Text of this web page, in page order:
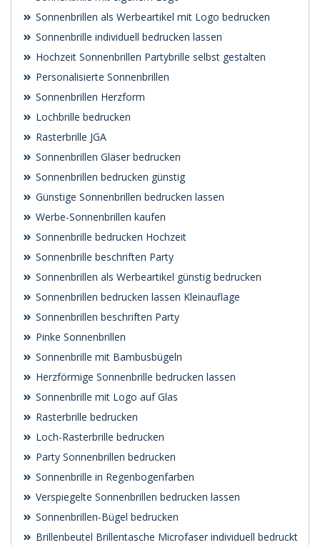
Sonnenbrillen als Werbeartikel mit Logo bedrucken
Sonnenbrille individuell bedrucken lassen
Hochzeit Sonnenbrillen Partybrille selbst gestalten
Personalisierte Sonnenbrillen
Sonnenbrillen Herzform
Lochbrille bedrucken
Rasterbrille JGA
Sonnenbrillen Gläser bedrucken
Sonnenbrillen bedrucken günstig
Günstige Sonnenbrillen bedrucken lassen
Werbe-Sonnenbrillen kaufen
Sonnenbrille bedrucken Hochzeit
Sonnenbrille beschriften Party
Sonnenbrillen als Werbeartikel günstig bedrucken
Sonnenbrillen bedrucken lassen Kleinauflage
Sonnenbrillen beschriften Party
Pinke Sonnenbrillen
Sonnenbrille mit Bambusbügeln
Herzförmige Sonnenbrille bedrucken lassen
Sonnenbrille mit Logo auf Glas
Rasterbrille bedrucken
Loch-Rasterbrille bedrucken
Party Sonnenbrillen bedrucken
Sonnenbrille in Regenbogenfarben
Verspiegelte Sonnenbrillen bedrucken lassen
Sonnenbrillen-Bügel bedrucken
Brillenbeutel Brillentasche Microfaser individuell bedruckt